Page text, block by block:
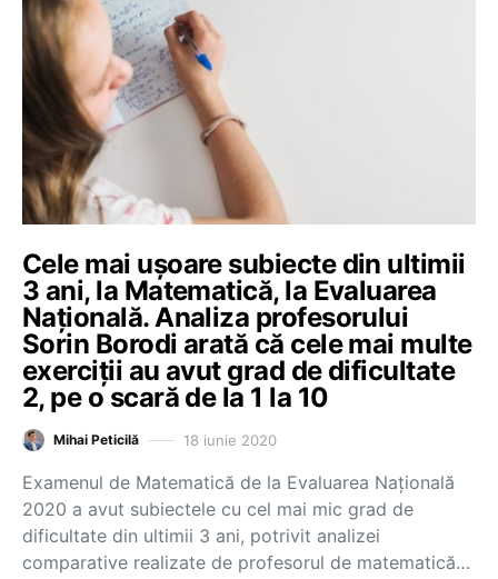
Cele mai uşoare subiecte din ultimii
3 ani, la Matematică, la Evaluarea
Naţională. Analiza profesorului
Sorin Borodi arată că cele mai multe
exerciţii au avut grad de dificultate
2, pe o scară de la 1 la 10
Mihai Peticilă 18 iunie 2020
Examenul de Matematică de la Evaluarea Națională
2020 a avut subiectele cu cel mai mic grad de
dificultate din ultimii 3 ani, potrivit analizei
comparative realizate de profesorul de matematică…